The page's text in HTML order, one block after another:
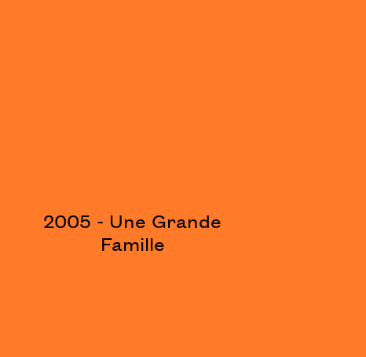
2005 - Une Grande
Famille